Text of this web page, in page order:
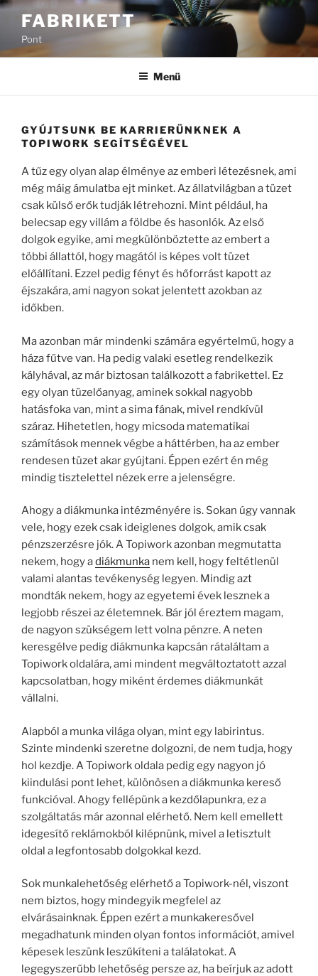
Tartalomhoz
FABRIKETT
Pont
Menü
GYÚJTSUNK BE KARRIERÜNKNEK A
TOPIWORK SEGÍTSÉGÉVEL
A tűz egy olyan alap élménye az emberi létezésnek, ami
még máig ámulatba ejt minket. Az állatvilágban a tüzet
csak külső erők tudják létrehozni. Mint például, ha
belecsap egy villám a földbe és hasonlók. Az első
dolgok egyike, ami megkülönböztette az embert a
többi állattól, hogy magától is képes volt tüzet
előállítani. Ezzel pedig fényt és hőforrást kapott az
éjszakára, ami nagyon sokat jelentett azokban az
időkben.
Ma azonban már mindenki számára egyértelmű, hogy a
háza fűtve van. Ha pedig valaki esetleg rendelkezik
kályhával, az már biztosan találkozott a fabrikettel. Ez
egy olyan tüzelőanyag, aminek sokkal nagyobb
hatásfoka van, mint a sima fának, mivel rendkívül
száraz. Hihetetlen, hogy micsoda matematikai
számítások mennek végbe a háttérben, ha az ember
rendesen tüzet akar gyújtani. Éppen ezért én még
mindig tisztelettel nézek erre a jelenségre.
Ahogy a diákmunka intézményére is. Sokan úgy vannak
vele, hogy ezek csak ideiglenes dolgok, amik csak
pénzszerzésre jók. A Topiwork azonban megmutatta
nekem, hogy adiákmunka nem kell, hogy feltétlenül
valami alantas tevékenység legyen. Mindig azt
mondták nekem, hogy az egyetemi évek lesznek a
legjobb részei az életemnek. Bár jól éreztem magam,
de nagyon szükségem lett volna pénzre. A neten
keresgélve pedig diákmunka kapcsán rátaláltam a
Topiwork oldalára, ami mindent megváltoztatott azzal
kapcsolatban, hogy miként érdemes diákmunkát
vállalni.
Alapból a munka világa olyan, mint egy labirintus.
Szinte mindenki szeretne dolgozni, de nem tudja, hogy
hol kezdje. A Topiwork oldala pedig egy nagyon jó
kiindulási pont lehet, különösen a diákmunka kereső
funkcióval. Ahogy fellépünk a kezdőlapunkra, ez a
szolgáltatás már azonnal elérhető. Nem kell emellett
idegesítő reklámokból kilépnünk, mivel a letisztult
oldal a legfontosabb dolgokkal kezd.
Sok munkalehetőség elérhető a Topiwork-nél, viszont
nem biztos, hogy mindegyik megfelel az
elvárásainknak. Éppen ezért a munkakeresővel
megadhatunk minden olyan fontos információt, amivel
képesek leszünk leszűkíteni a találatokat. A
legegyszerűbb lehetőség persze az, ha beírjuk az adott